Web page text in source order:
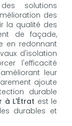
solutions
des
la qualité des
de façade,
en redonnant
d'isolation
l'efficacité
leur
ajoute
durable
à L'Étrat est le
durables et